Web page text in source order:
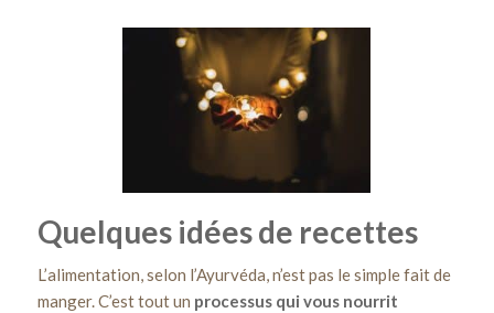
Quelques idées de recettes
L’alimentation, selon l’Ayurvéda, n’est pas le simple fait de
manger. C’est tout un processus qui vous nourrit